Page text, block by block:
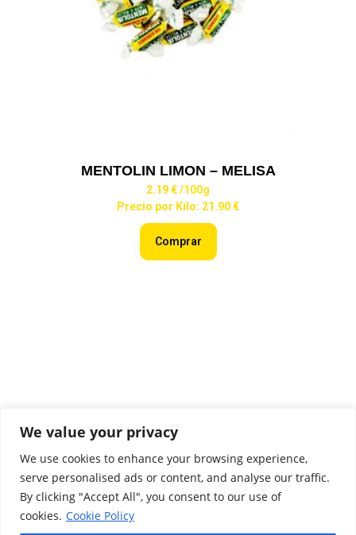
We value your privacy
We use cookies to enhance your browsing experience,
serve personalised ads or content, and analyse our traffic.
By clicking "Accept All", you consent to our use of
cookies. Cookie Policy
MENTOLIN LIMON – MELISA
2.19 €/100g
Precio por Kilo: 21.90 €
Comprar
Colaboradores
Aviso Legal